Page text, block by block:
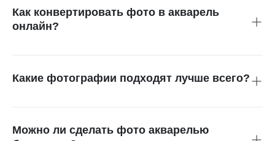
менее резкими, а изображение выглядит более
художественным.
Как конвертировать фото в акварель
онлайн?
результат. Для лучшего качества используйте светлые и
четкие фотографии.
Какие фотографии подходят лучше всего?
главным объектом. Темные или сильно размытые фото
могут выглядеть менее аккуратно.
Можно ли сделать фото акварелью